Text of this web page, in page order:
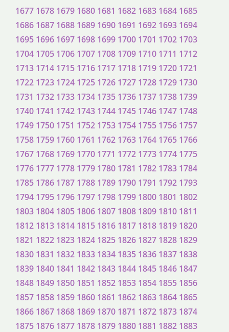
1677 1678 1679 1680 1681 1682 1683 1684 1685
1686 1687 1688 1689 1690 1691 1692 1693 1694
1695 1696 1697 1698 1699 1700 1701 1702 1703
1704 1705 1706 1707 1708 1709 1710 1711 1712
1713 1714 1715 1716 1717 1718 1719 1720 1721
1722 1723 1724 1725 1726 1727 1728 1729 1730
1731 1732 1733 1734 1735 1736 1737 1738 1739
1740 1741 1742 1743 1744 1745 1746 1747 1748
1749 1750 1751 1752 1753 1754 1755 1756 1757
1758 1759 1760 1761 1762 1763 1764 1765 1766
1767 1768 1769 1770 1771 1772 1773 1774 1775
1776 1777 1778 1779 1780 1781 1782 1783 1784
1785 1786 1787 1788 1789 1790 1791 1792 1793
1794 1795 1796 1797 1798 1799 1800 1801 1802
1803 1804 1805 1806 1807 1808 1809 1810 1811
1812 1813 1814 1815 1816 1817 1818 1819 1820
1821 1822 1823 1824 1825 1826 1827 1828 1829
1830 1831 1832 1833 1834 1835 1836 1837 1838
1839 1840 1841 1842 1843 1844 1845 1846 1847
1848 1849 1850 1851 1852 1853 1854 1855 1856
1857 1858 1859 1860 1861 1862 1863 1864 1865
1866 1867 1868 1869 1870 1871 1872 1873 1874
1875 1876 1877 1878 1879 1880 1881 1882 1883